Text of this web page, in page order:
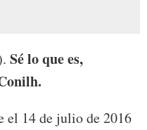
Sé lo que es,
el 14 de julio de 2016